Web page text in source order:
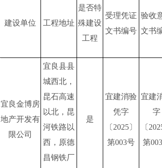
建设单位 工程地址
是否特
殊建设
工程
受理凭证
文书编号
验收
文书
宜良金博房
地产开发有
限公司
宜良县县
城西北，
昆石高速
以北，昆
河铁路以
西，原德
昌钢铁厂
是
宜建消验
凭字
〔 2025〕
第003号
宜建
字
〔 202
第003